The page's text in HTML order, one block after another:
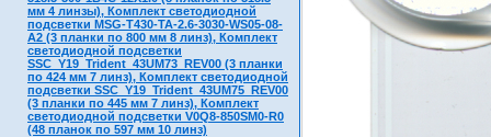
мм 4 линзы), Комплект светодиодной
подсветки MSG-T430-TA-2.6-3030-WS05-08-
A2 (3 планки по 800 мм 8 линз), Комплект
светодиодной подсветки
SSC_Y19_Trident_43UM73_REV00 (3 планки
по 424 мм 7 линз), Комплект светодиодной
подсветки SSC_Y19_Trident_43UM75_REV00
(3 планки по 445 мм 7 линз), Комплект
светодиодной подсветки V0Q8-850SM0-R0
(48 планок по 597 мм 10 линз)